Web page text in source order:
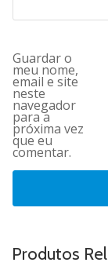
Guardar o
meu nome,
email e site
neste
navegador
para a
próxima vez
que eu
comentar.
Produtos